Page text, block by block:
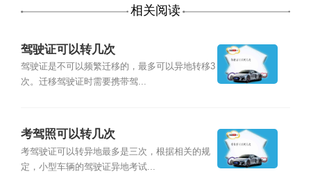
相关阅读
驾驶证可以转几次
驾驶证是不可以频繁迁移的，最多可以异地转移3
次。迁移驾驶证时需要携带驾...
考驾照可以转几次
考驾驶证可以转异地最多是三次，根据相关的规
定，小型车辆的驾驶证异地考试...